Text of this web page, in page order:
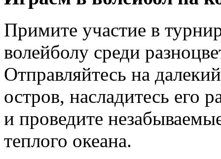
Примите участие в
волейболу среди
Отправляйтесь на
остров, насладитесь его
и проведите
теплого океана.